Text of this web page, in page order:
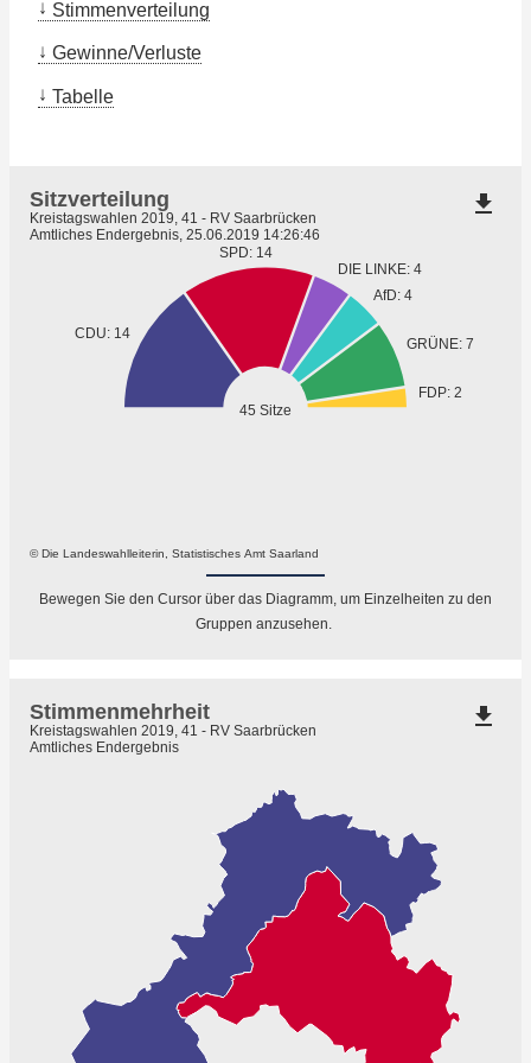
Stimmenverteilung
Gewinne/Verluste
Tabelle
45 Sitze
CDU: 14
SPD: 14
DIE LINKE: 4
AfD: 4
GRÜNE: 7
FDP: 2
© Die Landeswahlleiterin, Statistisches Amt Saarland
Sitzverteilung
Kreistagswahlen 2019, 41 - RV Saarbrücken
Amtliches Endergebnis, 25.06.2019 14:26:46
file_download
Bewegen Sie den Cursor über das Diagramm, um Einzelheiten zu den
Gruppen anzusehen.
Stimmenmehrheit
Kreistagswahlen 2019, 41 - RV Saarbrücken
Amtliches Endergebnis
file_download